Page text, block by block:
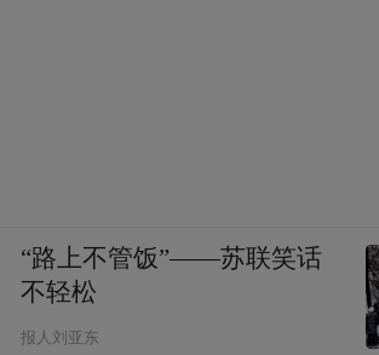
“路上不管饭”——苏联笑话
不轻松
报人刘亚东